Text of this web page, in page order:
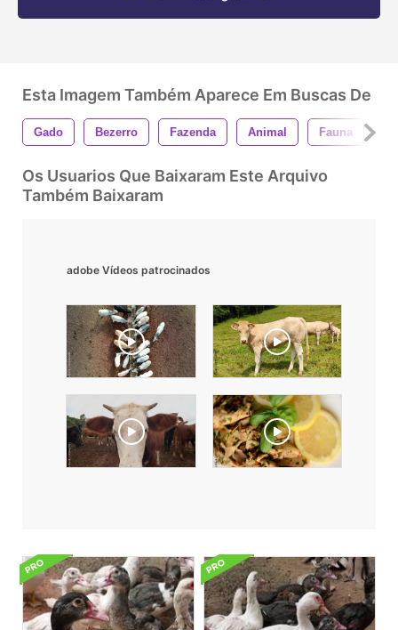
Esta Imagem Também Aparece Em Buscas De
Gado Bezerro Fazenda Animal Fauna
Os Usuarios Que Baixaram Este Arquivo
Também Baixaram
adobe Vídeos patrocinados